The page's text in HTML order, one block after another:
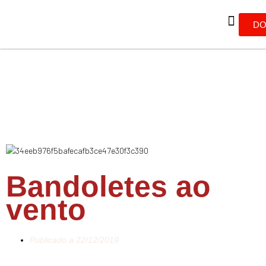
Bandoletes ao
vento
Publicado a 22/12/2019